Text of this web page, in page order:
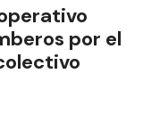
por el